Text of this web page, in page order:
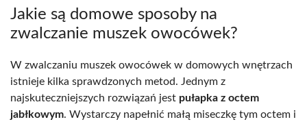
Jakie są domowe sposoby na
zwalczanie muszek owocówek?
W zwalczaniu muszek owocówek w domowych wnętrzach
istnieje kilka sprawdzonych metod. Jednym z
najskuteczniejszych rozwiązań jest pułapka z octem
jabłkowym. Wystarczy napełnić małą miseczkę tym octem i